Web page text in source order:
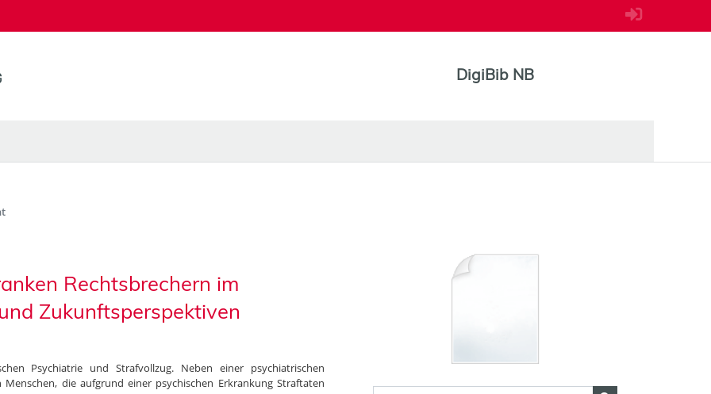
DigiBib NB
Rechtsbrechern im
Zukunftsperspektiven
Psychiatrie und Strafvollzug. Neben einer psychiatrischen
die aufgrund einer psychischen Erkrankung Straftaten